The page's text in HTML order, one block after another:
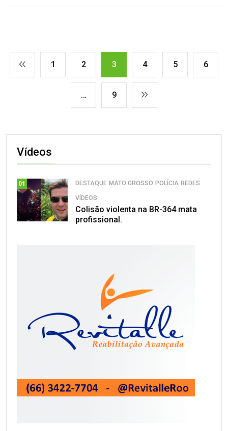
1 2 3 4 5 6
… 9
Vídeos
01 DESTAQUE MATO GROSSO POLÍCIA REDES
VÍDEOS
Colisão violenta na BR-364 mata
profissional.